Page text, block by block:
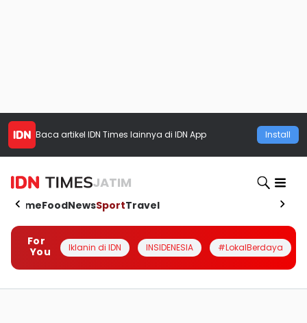
Baca artikel IDN Times lainnya di IDN App Install
JATIM
HomeFoodNewsSportTravel
For
You
Iklanin di IDN INSIDENESIA #LokalBerdaya